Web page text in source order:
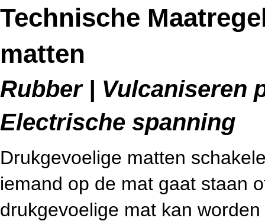
Technische
matten
Rubber | Vulcaniseren
Electrische spanning
Drukgevoelige matten
iemand op de mat gaat staan
drukgevoelige mat kan